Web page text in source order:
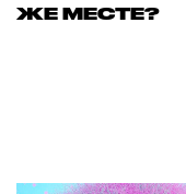
ЖЕ МЕСТЕ?